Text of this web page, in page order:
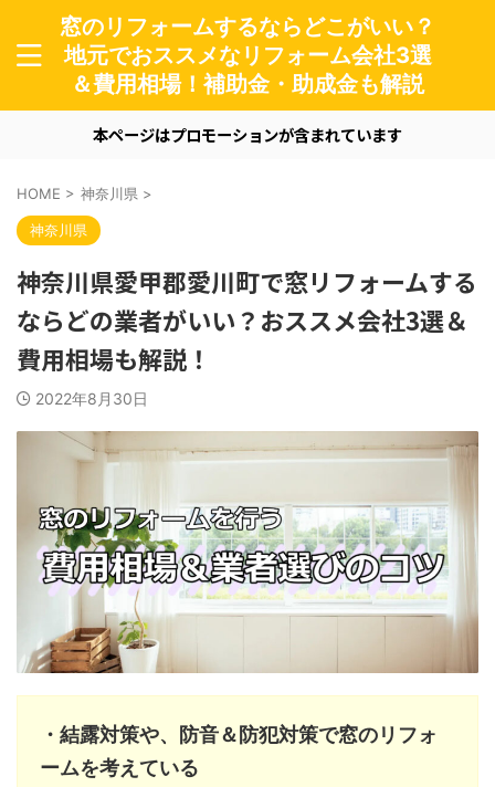
窓のリフォームするならどこがいい？
地元でおススメなリフォーム会社3選
＆費用相場！補助金・助成金も解説
本ページはプロモーションが含まれています
HOME > 神奈川県 >
神奈川県
神奈川県愛甲郡愛川町で窓リフォームする
ならどの業者がいい？おススメ会社3選＆
費用相場も解説！
2022年8月30日
・結露対策や、防音＆防犯対策で窓のリフォ
ームを考えている